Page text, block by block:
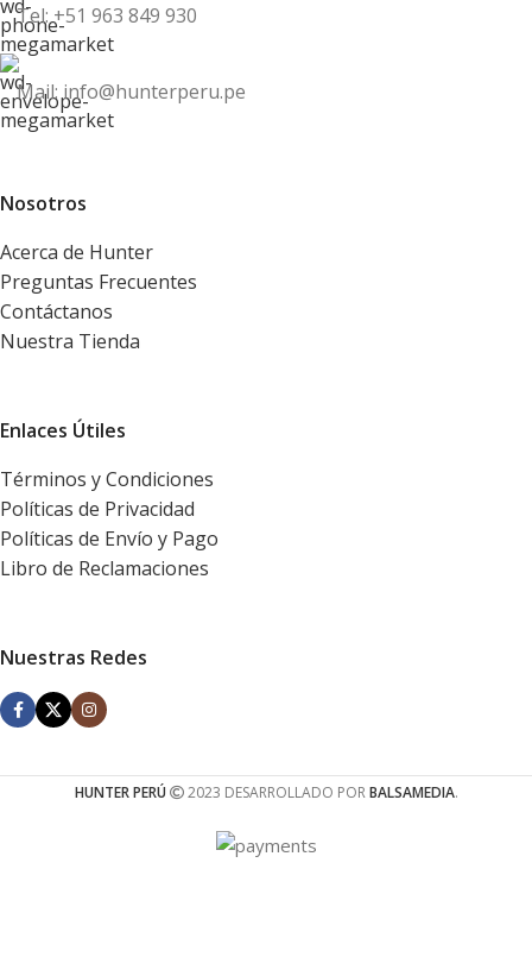
Tel: +51 963 849 930
Mail: info@hunterperu.pe
Nosotros
Acerca de Hunter
Preguntas Frecuentes
Contáctanos
Nuestra Tienda
Enlaces Útiles
Términos y Condiciones
Políticas de Privacidad
Políticas de Envío y Pago
Libro de Reclamaciones
Nuestras Redes
HUNTER PERÚ 2023 DESARROLLADO PORBALSAMEDIA.